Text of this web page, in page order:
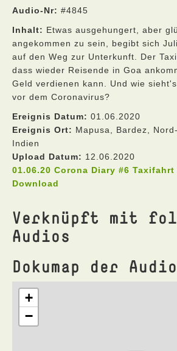
Audio-Nr: #4845
Inhalt: Etwas ausgehungert, aber
angekommen zu sein, begibt sich
auf den Weg zur Unterkunft. Der
dass wieder Reisende in Goa
Geld verdienen kann. Und wie
vor dem Coronavirus?
Ereignis Datum: 01.06.2020
Ereignis Ort: Mapusa, Bardez,
Indien
Upload Datum: 12.06.2020
01.06.20 Corona Diary #6 Taxifahrt
Download
Verknüpft mit
Audios
Dokumap der